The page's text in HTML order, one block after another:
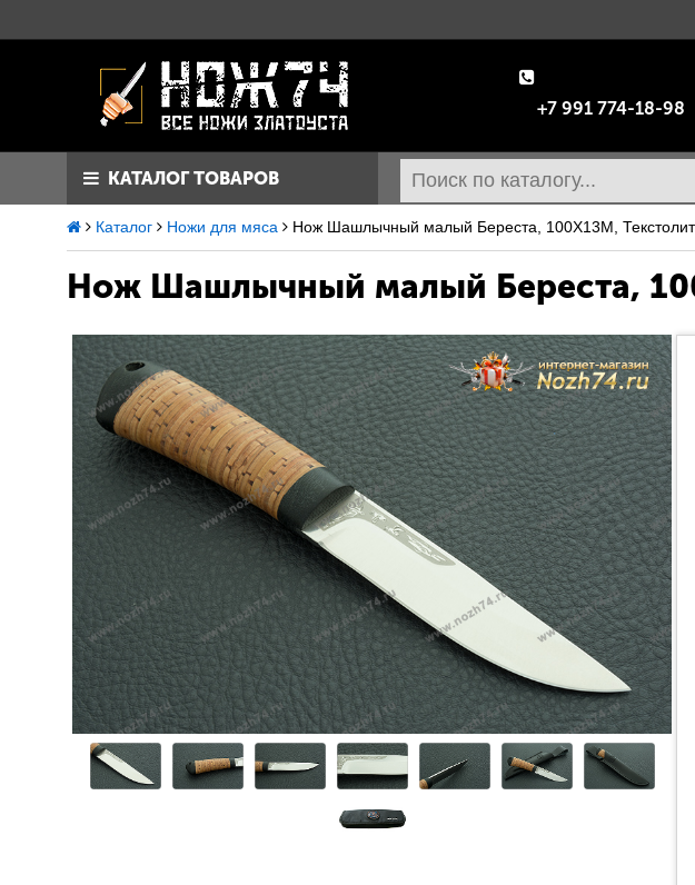
+7 991 774-18-98
КАТАЛОГ ТОВАРОВ
Каталог Ножи для мяса Нож Шашлычный малый Береста, 100Х13М, Текстолит
Нож Шашлычный малый Береста,